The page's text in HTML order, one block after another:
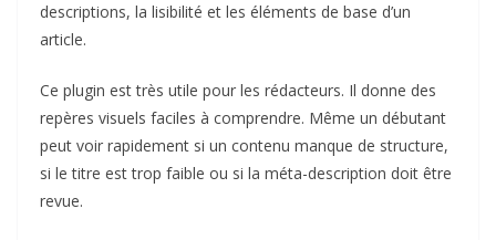
descriptions, la lisibilité et les éléments de base d’un
article.
Ce plugin est très utile pour les rédacteurs. Il donne des
repères visuels faciles à comprendre. Même un débutant
peut voir rapidement si un contenu manque de structure,
si le titre est trop faible ou si la méta-description doit être
revue.